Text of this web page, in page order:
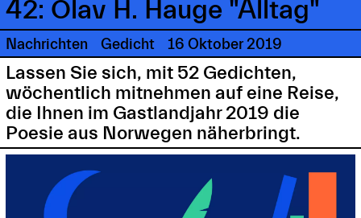
42: Olav H. Hauge "Alltag"
Nachrichten Gedicht 16 Oktober 2019
Lassen Sie sich, mit 52 Gedichten,
wöchentlich mitnehmen auf eine Reise,
die Ihnen im Gastlandjahr 2019 die
Poesie aus Norwegen näherbringt.